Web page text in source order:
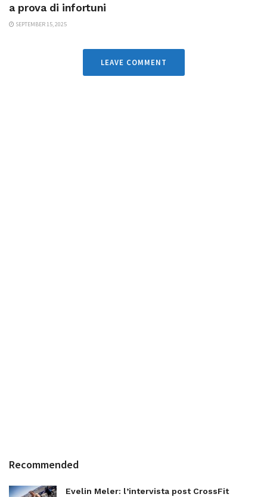
a prova di infortuni
SEPTEMBER 15, 2025
LEAVE COMMENT
Recommended
Evelin Meler: l’intervista post CrossFit